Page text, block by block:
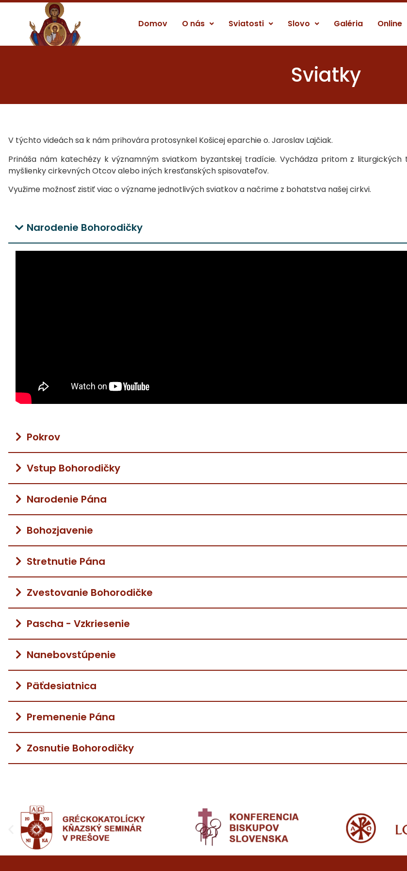
Domov O nás Sviatosti Slovo Galéria Online
Sviatky
V týchto videách sa k nám prihovára protosynkel Košicej eparchie o. Jaroslav Lajčiak.
Prináša nám katechézy k významným sviatkom byzantskej tradície. Vychádza pritom z
myšlienky cirkevných Otcov alebo iných kresťanských spisovateľov.
Využime možnosť zistiť viac o význame jednotlivých sviatkov a načrime z bohatstva našej cirkvi.
Narodenie Bohorodičky
Pokrov
Vstup Bohorodičky
Narodenie Pána
Bohozjavenie
Stretnutie Pána
Zvestovanie Bohorodičke
Pascha - Vzkriesenie
Nanebovstúpenie
Päťdesiatnica
Premenenie Pána
Zosnutie Bohorodičky